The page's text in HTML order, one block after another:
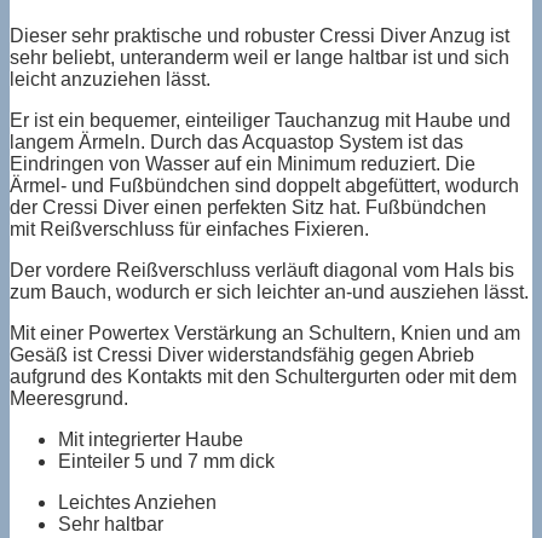
Dieser sehr praktische und robuster Cressi Diver Anzug ist
sehr beliebt, unteranderm weil er lange haltbar ist und sich
leicht anzuziehen lässt.
Er ist ein bequemer, einteiliger Tauchanzug mit Haube und
langem Ärmeln. Durch das Acquastop System ist das
Eindringen von Wasser auf ein Minimum reduziert. Die
Ärmel- und Fußbündchen sind doppelt abgefüttert, wodurch
der Cressi Diver einen perfekten Sitz hat. Fußbündchen
mit Reißverschluss für einfaches Fixieren.
Der vordere Reißverschluss verläuft diagonal vom Hals bis
zum Bauch, wodurch er sich leichter an-und ausziehen lässt.
Mit einer Powertex Verstärkung an Schultern, Knien und am
Gesäß ist Cressi Diver widerstandsfähig gegen Abrieb
aufgrund des Kontakts mit den Schultergurten oder mit dem
Meeresgrund.
Mit integrierter Haube
Einteiler 5 und 7 mm dick
Leichtes Anziehen
Sehr haltbar